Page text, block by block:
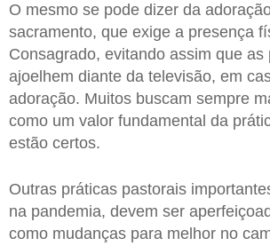
O mesmo se pode dizer da
sacramento, que exige a presença
Consagrado, evitando assim que as
ajoelhem diante da televisão, em
adoração. Muitos buscam sempre
como um valor fundamental da
estão certos.
Outras práticas pastorais
na pandemia, devem ser
como mudanças para melhor no